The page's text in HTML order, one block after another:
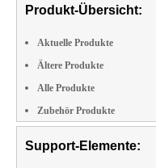
Produkt-Übersicht:
Aktuelle Produkte
Ältere Produkte
Alle Produkte
Zubehör Produkte
Support-Elemente: